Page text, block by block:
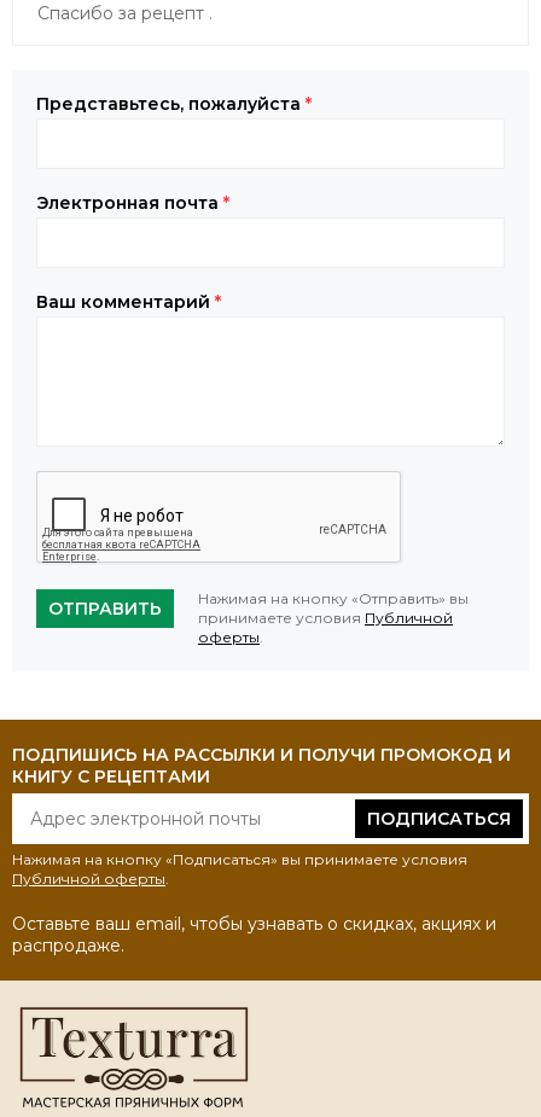
Спасибо за рецепт .
Представьтесь, пожалуйста *
Электронная почта *
Ваш комментарий *
ОТПРАВИТЬ
Нажимая на кнопку «Отправить» вы
принимаете условия Публичной
оферты.
ПОДПИШИСЬ НА РАССЫЛКИ И ПОЛУЧИ ПРОМОКОД И
КНИГУ С РЕЦЕПТАМИ
ПОДПИСАТЬСЯ
Нажимая на кнопку «Подписаться» вы принимаете условия
Публичной оферты.
Оставьте ваш email, чтобы узнавать о скидках, акциях и
распродаже.